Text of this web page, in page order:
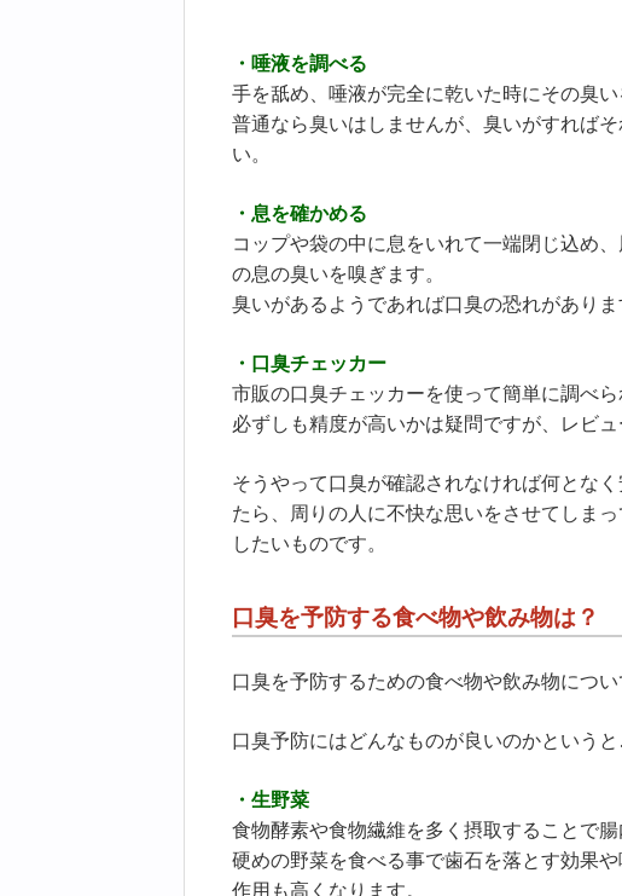
・唾液を調べる
手を舐め、唾液が完全に乾いた時にその臭い
普通なら臭いはしませんが、臭いがすれば
い。
・息を確かめる
コップや袋の中に息をいれて一端閉じ込め
の息の臭いを嗅ぎます。
臭いがあるようであれば口臭の恐れがありま
・口臭チェッカー
市販の口臭チェッカーを使って簡単に調べら
必ずしも精度が高いかは疑問ですが、レビ
そうやって口臭が確認されなければ何とな
たら、周りの人に不快な思いをさせてしま
したいものです。
口臭を予防する食べ物や飲み物は？
口臭を予防するための食べ物や飲み物につい
口臭予防にはどんなものが良いのかという
・生野菜
食物酵素や食物繊維を多く摂取することで腸
硬めの野菜を食べる事で歯石を落とす効果
作用も高くなります。